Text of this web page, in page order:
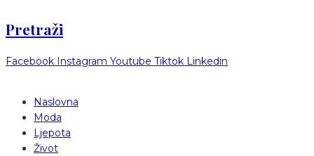
Pretraži
Facebook Instagram Youtube Tiktok Linkedin
Naslovna
Moda
Ljepota
Život